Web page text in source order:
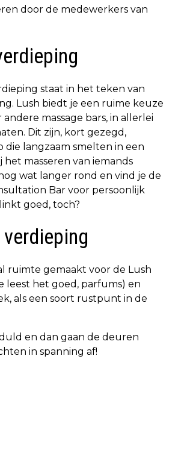
door de medewerkers van
staat in het teken van
Lush biedt je een ruime keuze
massage bars, in allerlei
Dit zijn, kort gezegd,
die langzaam smelten in een
het masseren van iemands
wat langer rond en vind je de
Bar voor persoonlijk
goed, toch?
ruimte gemaakt voor de Lush
leest het goed, parfums) en
als een soort rustpunt in de
en dan gaan de deuren
in spanning af!